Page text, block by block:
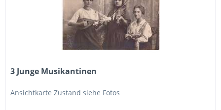
3 Junge Musikantinen
Ansichtkarte Zustand siehe Fotos